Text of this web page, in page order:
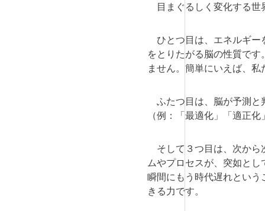
目まぐるしく変化する世
ひとつ目は、エネルギー
をとりたがる脳の性質で
ません。簡単にいえば、
ふたつ目は、脳が予測と
（例：「最適化」「適正
そして３つ目は、次から
ムやプロセスが、突如と
瞬間にもう時代遅れとい
きる力です。